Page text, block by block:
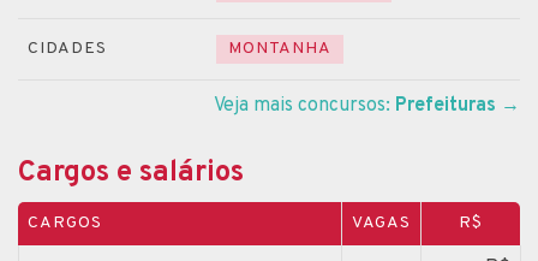
CIDADES MONTANHA
Veja mais concursos: Prefeituras →
Cargos e salários
CARGOS VAGAS R$